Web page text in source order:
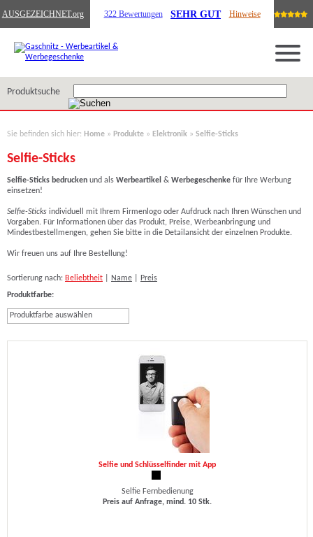
AUSGEZEICHNET.org 322 Bewertungen SEHR GUT Hinweise
Produktsuche
Sie befinden sich hier: Home » Produkte » Elektronik » Selfie-Sticks
Selfie-Sticks
Selfie-Sticks bedrucken und als Werbeartikel & Werbegeschenke für Ihre Werbung
einsetzen!
Selfie-Sticks individuell mit Ihrem Firmenlogo oder Aufdruck nach Ihren Wünschen und
Vorgaben. Für Informationen über das Produkt, Preise, Werbeanbringung und
Mindestbestellmengen, gehen Sie bitte in die Detailansicht der einzelnen Produkte.
Wir freuen uns auf Ihre Bestellung!
Sortierung nach: Beliebtheit Name
Preis
Produktfarbe:
Produktfarbe auswählen
Selfie und Schlüsselfinder mit App
Selfie Fernbedienung
Preis auf Anfrage, mind. 10 Stk.